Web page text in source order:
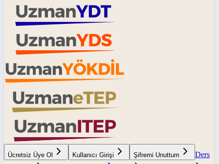
Ücretsiz Üye Ol Kullanıcı Girişi Şifremi Unuttum
Ders